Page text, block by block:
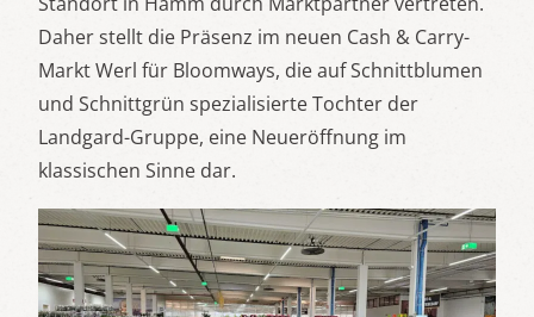
Daher stellt die Präsenz im neuen Cash & Carry-
Markt Werl für Bloomways, die auf Schnittblumen
und Schnittgrün spezialisierte Tochter der
Landgard-Gruppe, eine Neueröffnung im
klassischen Sinne dar.